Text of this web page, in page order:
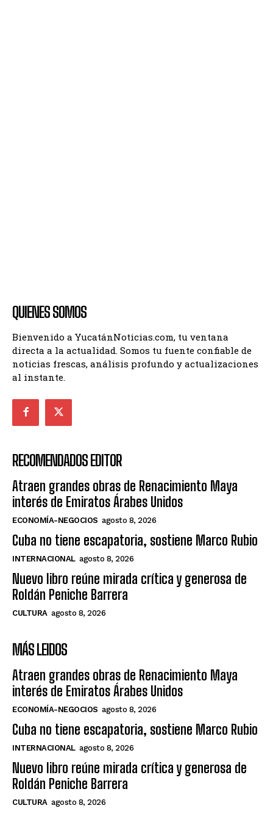
QUIENES SOMOS
Bienvenido a YucatánNoticias.com, tu ventana
directa a la actualidad. Somos tu fuente confiable de
noticias frescas, análisis profundo y actualizaciones
al instante.
RECOMENDADOS EDITOR
Atraen grandes obras de Renacimiento Maya
interés de Emiratos Árabes Unidos
ECONOMÍA-NEGOCIOS agosto 8, 2026
Cuba no tiene escapatoria, sostiene Marco Rubio
INTERNACIONAL agosto 8, 2026
Nuevo libro reúne mirada crítica y generosa de
Roldán Peniche Barrera
CULTURA agosto 8, 2026
MÁS LEIDOS
Atraen grandes obras de Renacimiento Maya
interés de Emiratos Árabes Unidos
ECONOMÍA-NEGOCIOS agosto 8, 2026
Cuba no tiene escapatoria, sostiene Marco Rubio
INTERNACIONAL agosto 8, 2026
Nuevo libro reúne mirada crítica y generosa de
Roldán Peniche Barrera
CULTURA agosto 8, 2026